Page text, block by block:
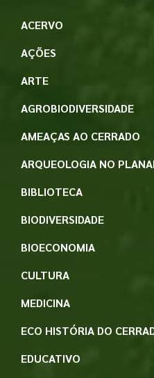
ACERVO
AÇÕES
ARTE
AGROBIODIVERSIDADE
AMEAÇAS AO CERRADO
ARQUEOLOGIA NO
BIBLIOTECA
BIODIVERSIDADE
BIOECONOMIA
CULTURA
MEDICINA
ECO HISTÓRIA DO
EDUCATIVO